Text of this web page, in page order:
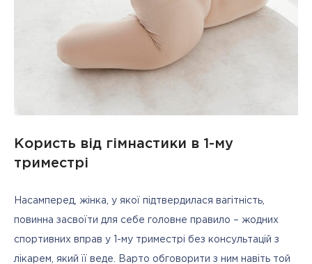
Користь від гімнастики в 1-му
триместрі
Насамперед, жінка, у якої підтвердилася вагітність,
повинна засвоїти для себе головне правило – жодних
спортивних вправ у 1-му триместрі без консультацій з
лікарем, який її веде. Варто обговорити з ним навіть той